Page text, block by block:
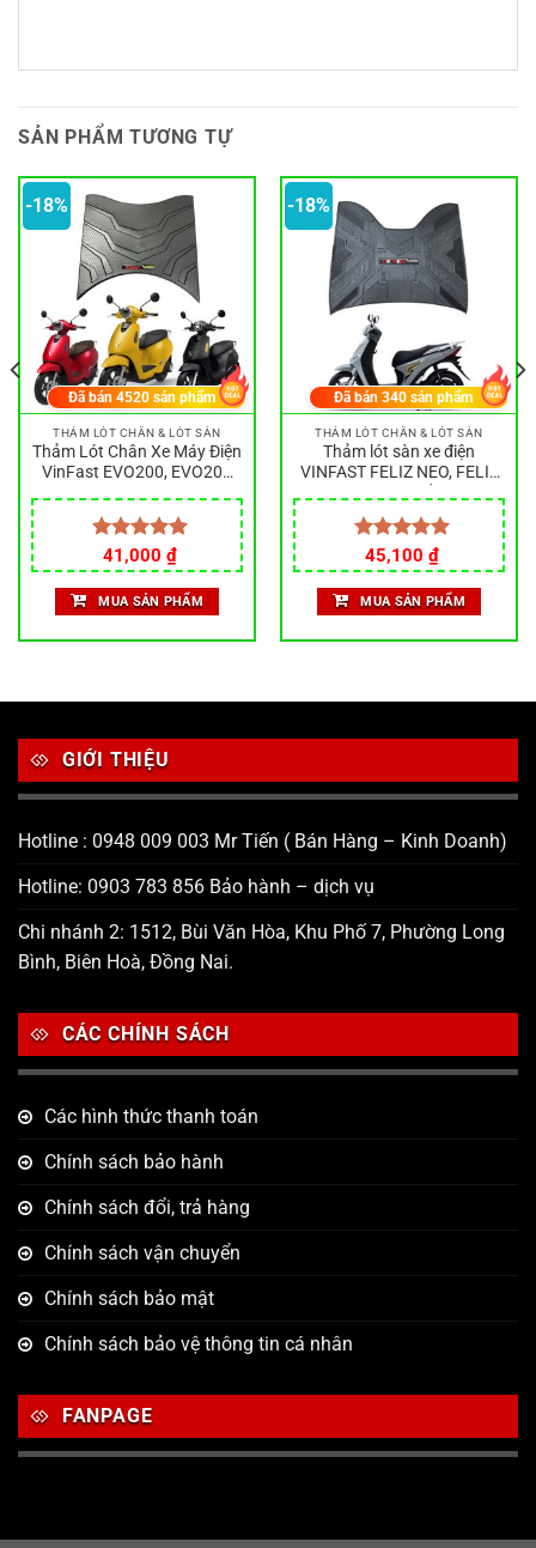
SẢN PHẨM TƯƠNG TỰ
-18%
THẢM LÓT CHÂN & LÓT SÀN
Thảm Lót Chân Xe Máy Điện
VinFast EVO200, EVO200
Mùi, Chống Trượt, Dễ Vệ
Sinh, Tháo Lắp
Được xếp
hạng5.00
5 sao
Giá
gốc
là:
50,000 ₫.
41,000 ₫Giá
hiện
tại
là:
41,000 ₫.
Đã bán 4520sản phẩm
MUA SẢN PHẨM
-18%
THẢM LÓT CHÂN & LÓT SÀN
Thảm lót sàn xe điện
VINFAST FELIZ NEO, FELIZ
su, dày, nặng, thiết kế đẹp
Được xếp
hạng5.00
5 sao
Giá
gốc
là:
55,000 ₫.
45,100 ₫Giá
hiện
tại
là:
45,100 ₫.
Đã bán340 sản phẩm
MUA SẢN PHẨM
GIỚI THIỆU
Hotline : 0948 009 003 Mr Tiến ( Bán Hàng – Kinh Doanh)
Hotline: 0903 783 856 Bảo hành – dịch vụ
Chi nhánh 2: 1512, Bùi Văn Hòa, Khu Phố 7, Phường Long
Bình, Biên Hoà, Đồng Nai.
CÁC CHÍNH SÁCH
Các hình thức thanh toán
Chính sách bảo hành
Chính sách đổi, trả hàng
Chính sách vận chuyển
Chính sách bảo mật
Chính sách bảo vệ thông tin cá nhân
FANPAGE